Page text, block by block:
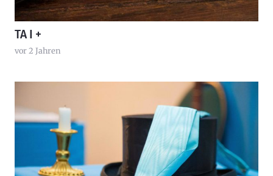
TA I +
vor 2 Jahren